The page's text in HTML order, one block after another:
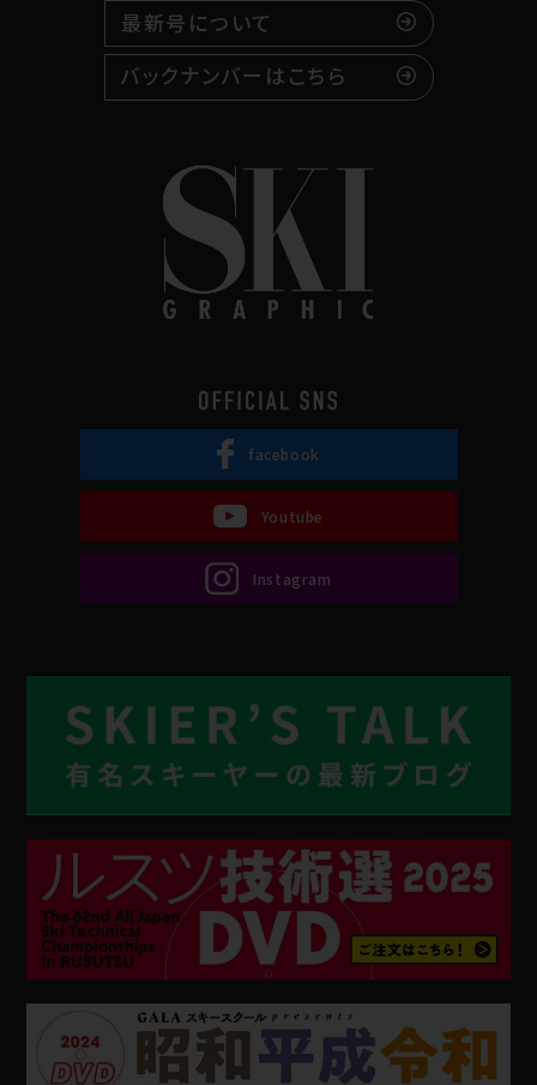
最新号について
バックナンバーはこちら
facebook
Youtube
Instagram